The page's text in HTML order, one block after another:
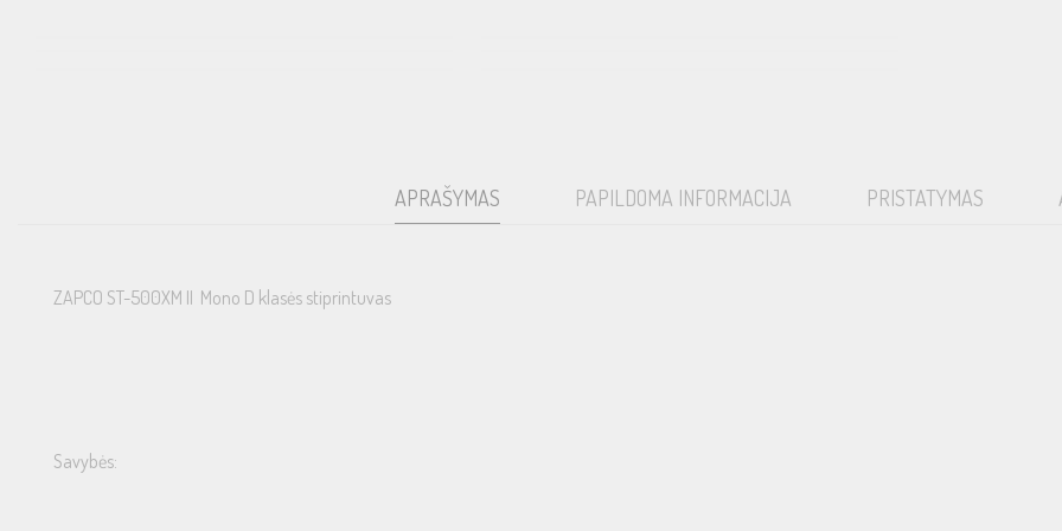
APRAŠYMAS PAPILDOMA INFORMACIJA PRISTATYMAS
ZAPCO ST-500XM II Mono D klasės stiprintuvas
Savybės: